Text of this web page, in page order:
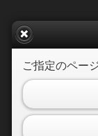
ご指定のペー